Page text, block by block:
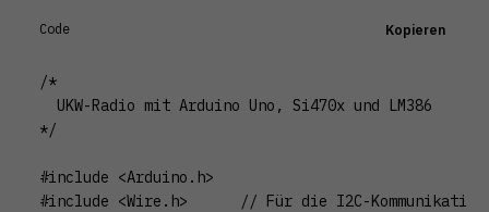
Code Kopieren
/*
  UKW-Radio mit Arduino Uno, Si470x und LM386
*/
#include <Arduino.h>
#include <Wire.h>      // Für die I2C-Kommunikation